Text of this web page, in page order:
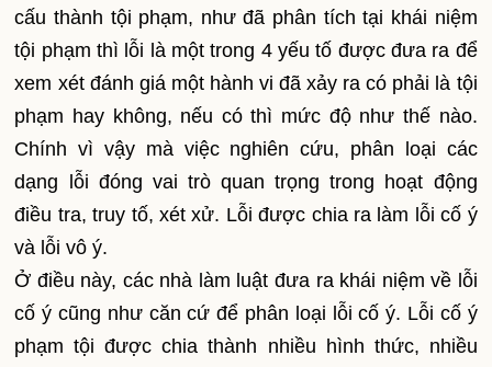
cấu thành tội phạm, như đã phân tích tại khái niệm
tội phạm thì lỗi là một trong 4 yếu tố được đưa ra để
xem xét đánh giá một hành vi đã xảy ra có phải là tội
phạm hay không, nếu có thì mức độ như thế nào.
Chính vì vậy mà việc nghiên cứu, phân loại các
dạng lỗi đóng vai trò quan trọng trong hoạt động
điều tra, truy tố, xét xử. Lỗi được chia ra làm lỗi cố ý
và lỗi vô ý.
Ở điều này, các nhà làm luật đưa ra khái niệm về lỗi
cố ý cũng như căn cứ để phân loại lỗi cố ý. Lỗi cố ý
phạm tội được chia thành nhiều hình thức, nhiều